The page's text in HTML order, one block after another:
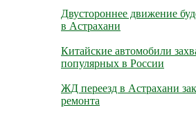
Двустороннее движение
в Астрахани
Китайские автомобили
популярных в России
ЖД переезд в Астрахани
ремонта